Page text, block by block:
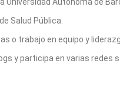
Salud Pública.
o trabajo en equipo y
y participa en varias redes